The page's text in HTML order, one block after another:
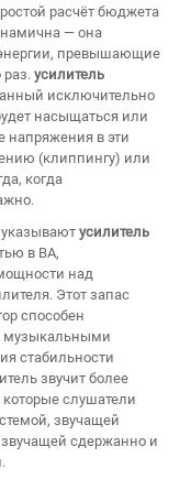
расчёт бюджета
— она
превышающие
усилитель
исключительно
насыщаться или
напряжения в эти
(клиппингу) или
когда
усилитель
в ВА,
над
Этот запас
способен
музыкальными
стабильности
звучит более
слушатели
звучащей
сдержанно и